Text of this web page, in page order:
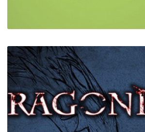
YORG.io 3